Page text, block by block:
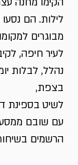
לילות. הם
מבוגרים
לעיר חיפה,
נהלל, לבלות
בצפת,
לשיט בספינת
עם שובם
הרשמים